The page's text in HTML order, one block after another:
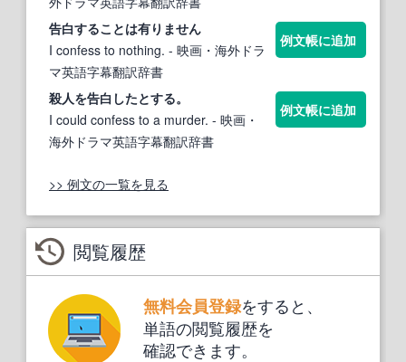
告白することは有りません
I confess to nothing. - 映画・海外ドラ
マ英語字幕翻訳辞書
例文帳に追加
殺人を告白 したとする。
I could confess to a murder. - 映画・
海外ドラマ英語字幕翻訳辞書
例文帳に追加
>> 例文の一覧を見る
閲覧履歴
無料会員登録をすると、
単語の閲覧履歴を
確認できます。